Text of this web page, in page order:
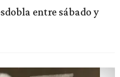
entre sábado y